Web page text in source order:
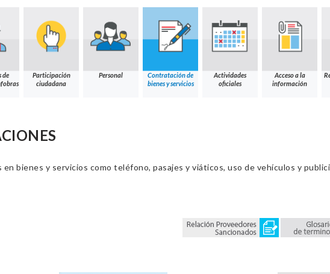
de
Participación
ciudadana
Personal
Contratación de
bienes y servicios
Actividades
oficiales
Acceso a la
información
bienes y servicios como teléfono, pasajes y viáticos, uso de vehículos y